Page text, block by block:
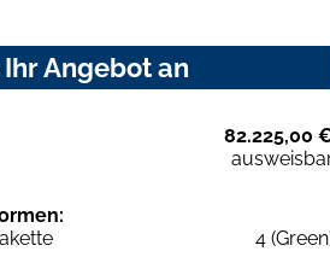
Angebot an
82.225,00
4